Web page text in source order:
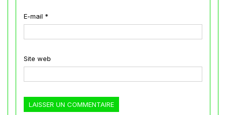
E-mail *
Site web